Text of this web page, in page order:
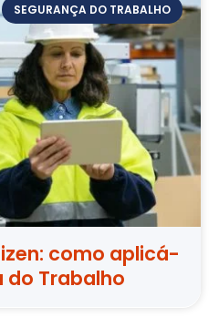
SEGURANÇA DO TRABALHO
como aplicá-
do Trabalho